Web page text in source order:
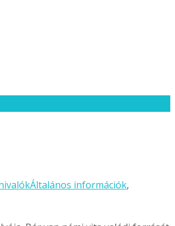
Általános információk,